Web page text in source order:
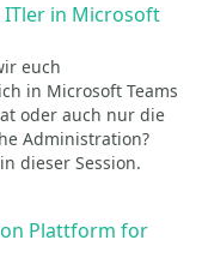
ITler in Microsoft
euch
in Microsoft Teams
oder auch nur die
Administration?
dieser Session.
Plattform for